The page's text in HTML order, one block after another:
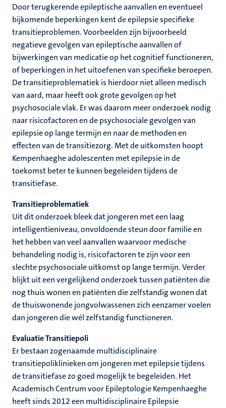
Door terugkerende epileptische aanvallen en eventueel
bijkomende beperkingen kent de epilepsie specifieke
transitieproblemen. Voorbeelden zijn bijvoorbeeld
negatieve gevolgen van epileptische aanvallen of
bijwerkingen van medicatie op het cognitief functioneren,
of beperkingen in het uitoefenen van specifieke beroepen.
De transitieproblematiek is hierdoor niet alleen medisch
van aard, maar heeft ook grote gevolgen op het
psychosociale vlak. Er was daarom meer onderzoek nodig
naar risicofactoren en de psychosociale gevolgen van
epilepsie op lange termijn en naar de methoden en
effecten van de transitiezorg. Met de uitkomsten hoopt
Kempenhaeghe adolescenten met epilepsie in de
toekomst beter te kunnen begeleiden tijdens de
transitiefase.
Transitieproblematiek
Uit dit onderzoek bleek dat jongeren met een laag
intelligentieniveau, onvoldoende steun door familie en
het hebben van veel aanvallen waarvoor medische
behandeling nodig is, risicofactoren te zijn voor een
slechte psychosociale uitkomst op lange termijn. Verder
blijkt uit een vergelijkend onderzoek tussen patiënten die
nog thuis wonen en patiënten die zelfstandig wonen dat
de thuiswonende jongvolwassenen zich eenzamer voelen
dan jongeren die wél zelfstandig functioneren.
Evaluatie Transitiepoli
Er bestaan zogenaamde multidisciplinaire
transitiepoliklinieken om jongeren met epilepsie tijdens
de transitiefase zo goed mogelijk te begeleiden. Het
Academisch Centrum voor Epileptologie Kempenhaeghe
heeft sinds 2012 een multidisciplinaire Epilepsie